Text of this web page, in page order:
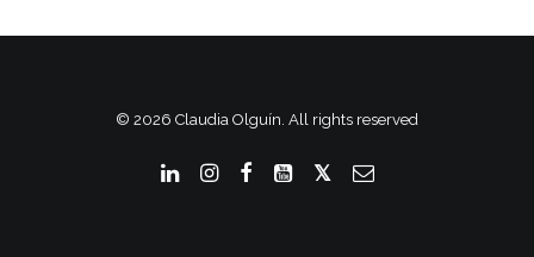
© 2026 Claudia Olguín. All rights reserved